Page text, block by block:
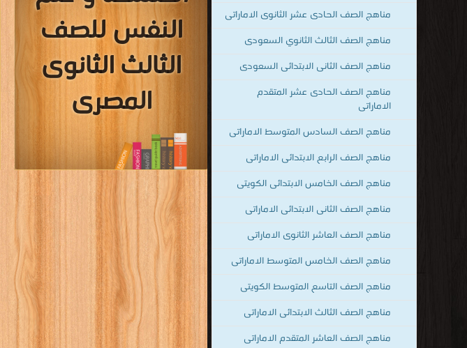
مناهج الصف الحادى عشر الثانوى الاماراتى
مناهج الصف الثالث الثانوي السعودى
مناهج الصف الثانى الابتدائى السعودى
مناهج الصف الحادى عشر المتقدم
الاماراتى
مناهج الصف السادس المتوسط الاماراتى
مناهج الصف الرابع الابتدائى الاماراتى
مناهج الصف الخامس الابتدائى الكويتى
مناهج الصف الثانى الابتدائى الاماراتى
مناهج الصف العاشر الثانوى الاماراتى
مناهج الصف الخامس المتوسط الاماراتى
مناهج الصف التاسع المتوسط الكويتى
مناهج الصف الثالث الابتدائى الاماراتى
مناهج الصف العاشر المتقدم الاماراتى
النفس للصف
الثالث الثانوى
المصرى
قراءة و تحميل كتب في كتب منهج الفلسفة و علم
النفس للصف الثالث الثانوى المصرى مجانا
[ 55 كتاب/كتب ]